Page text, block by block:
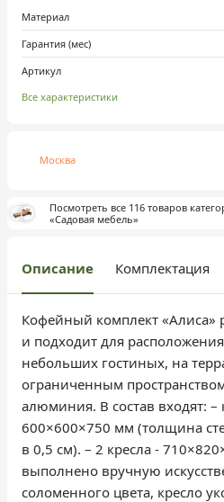
Материал
Гарантия (мес)
Артикул
Все характеристики
Москва
Посмотреть все 116 товаров
«Садовая мебель»
Описание Комплектация
Кофейный комплект «Алиса»
и подходит для
небольших гостиных, на
ограниченным
алюминия. В состав входят: –
600×600×750 мм (толщина
в 0,5 см). – 2 кресла -
выполнено вручную
соломенного цвета, кресло